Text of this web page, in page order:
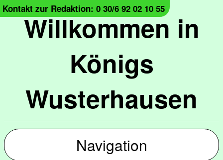
Willkommen in
Königs
Wusterhausen
Kontakt zur Redaktion: 0 30/6 92 02 10 55
Navigation